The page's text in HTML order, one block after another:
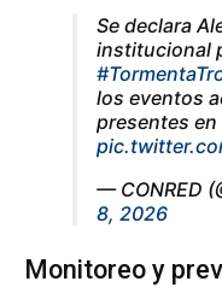
Se declara
institucional
los eventos
presentes en
— CONRED
8, 2026
Monitoreo y